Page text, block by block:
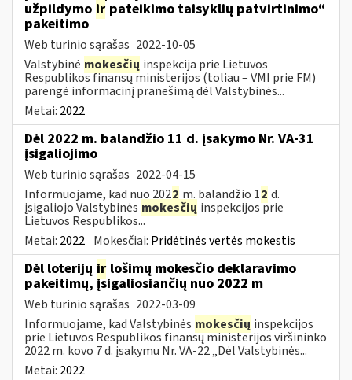
užpildymo ir pateikimo taisyklių patvirtinimo“
pakeitimo
Web turinio sąrašas 2022-10-05
Valstybinė mokesčių inspekcija prie Lietuvos
Respublikos finansų ministerijos (toliau – VMI prie FM)
parengė informacinį pranešimą dėl Valstybinės...
Metai: 2022
Dėl 2022 m. balandžio 11 d. įsakymo Nr. VA-31
įsigaliojimo
Web turinio sąrašas 2022-04-15
Informuojame, kad nuo 2022 m. balandžio 12 d.
įsigaliojo Valstybinės mokesčių inspekcijos prie
Lietuvos Respublikos...
Metai: 2022 Mokesčiai: Pridėtinės vertės mokestis
Dėl loterijų ir lošimų mokesčio deklaravimo
pakeitimų, įsigaliosiančių nuo 2022 m
Web turinio sąrašas 2022-03-09
Informuojame, kad Valstybinės mokesčių inspekcijos
prie Lietuvos Respublikos finansų ministerijos viršininko
2022 m. kovo 7 d. įsakymu Nr. VA-22 „Dėl Valstybinės...
Metai: 2022